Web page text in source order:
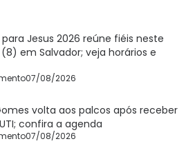
Jesus 2026 reúne fiéis neste
em Salvador; veja horários e
07/08/2026
volta aos palcos após receber
confira a agenda
07/08/2026